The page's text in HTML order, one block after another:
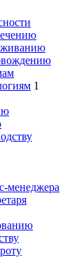
1
менеджера